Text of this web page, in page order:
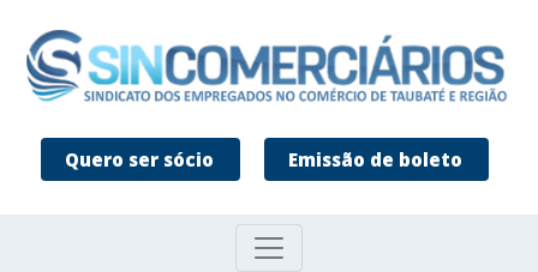
Quero ser sócio Emissão de boleto